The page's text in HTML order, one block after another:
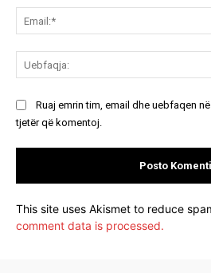
Ruaj emrin tim, email dhe uebfaqen
tjetër që komentoj.
This site uses Akismet to reduce
comment data is processed.